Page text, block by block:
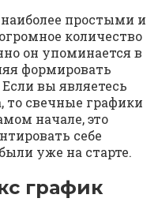
простыми и
количество
он упоминается в
формировать
вы являетесь
то свечные графики
начале, это
себе
уже на старте.
график